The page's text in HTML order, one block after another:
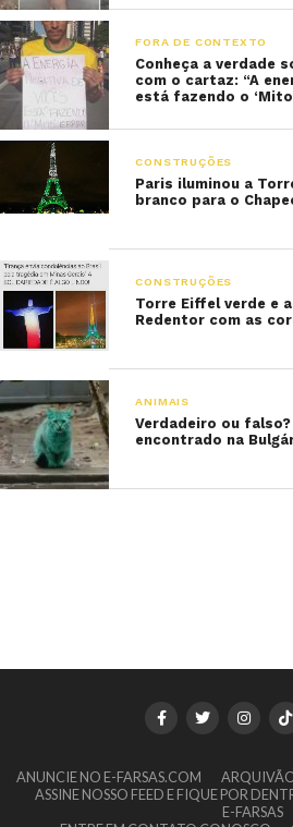
FORA DE CONTEXTO
Conheça a verdade
com o cartaz: “A
está fazendo o
CONSTRUÇÕES
Paris iluminou a
branco para o
CONSTRUÇÕES
Torre Eiffel verde e
Redentor com as
ANIMAIS
Verdadeiro ou
encontrado na
ANUNCIE NO E-FARSAS.COM
ASSINE NOSSO FEED E FIQUE POR
E-FARSAS